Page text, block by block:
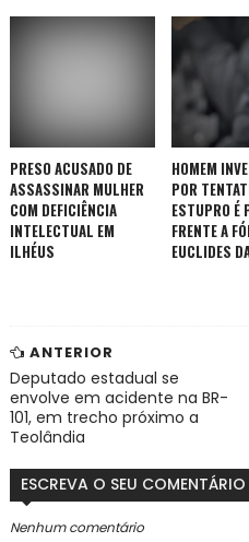
PRESO ACUSADO DE
ASSASSINAR MULHER
COM DEFICIÊNCIA
INTELECTUAL EM
ILHÉUS
HOMEM
POR
ESTUPRO É
FRENTE A
EUCLIDES
ANTERIOR
Deputado estadual se
envolve em acidente na BR-
101, em trecho próximo a
Teolândia
ESCREVA O SEU COMENTÁRIO
Nenhum comentário